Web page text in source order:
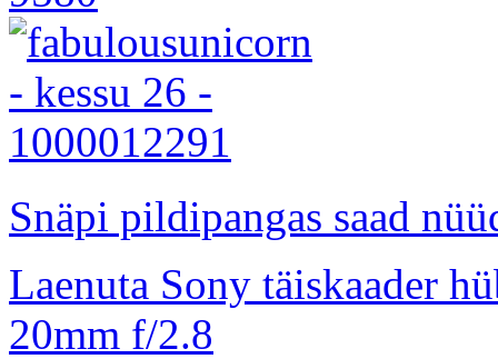
Snäpi pildipangas saad
Laenuta Sony täiskaader
20mm f/2.8